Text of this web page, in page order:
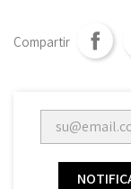
Compartir